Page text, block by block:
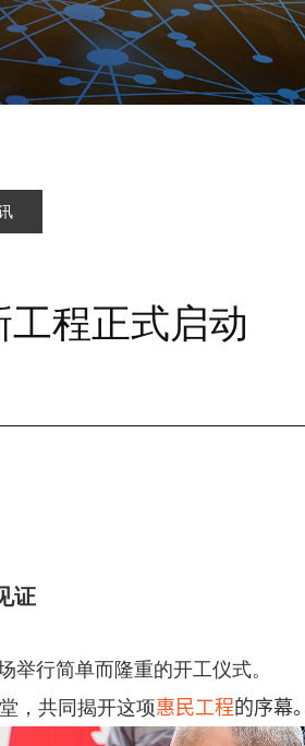
程正式启动
证
举行简单而隆重的开工仪式。
，共同揭开这项惠民工程的序幕。